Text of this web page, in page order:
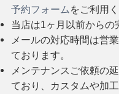
予約フォーム をご利用く
当店は1ヶ月以前からの
メールの対応時間は営
ております。
メンテナンスご依頼の
ており、カスタムや加